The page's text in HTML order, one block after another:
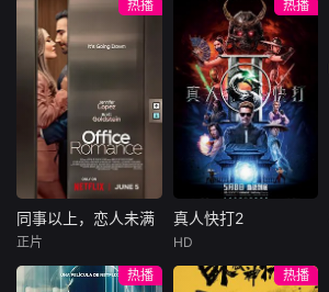
仿造名画、偷天换
日。几经波折，两
人联手在各方势力
的夹缝间巧妙周
旋，共历险阻，破
解重重困境。
“不务正业”迈出牧
场，追查牧羊人“躺
平
于适
大漠之上，镖人、
官府、西域五大家
族等多方势力盘根
错节、暗潮涌动。
“天字第二号逃犯”
刀马接下特殊押镖
任务，和同伴一起
从西域护镖远赴长
安。不料，他们的
护送对象竟是“天字
郎……天下熙熙皆
佐伊·索尔达娜
西格妮·韦弗
影片聚焦杰克·萨利
与奈蒂莉一家的命
运起伏，在前作的
情感余波之上，深
刻描绘一个家族在
战火中如何成长、
并共同守护血脉相
连的情感纽带的历
程，从而将故事推
维度。此外，潘多
热播
同事以上，恋人未满
布雷特·戈德斯坦
同事以上，恋人未满
正片
热播
真人快打2
阿德莱恩·鲁道夫
真人快打2
HD
热播
热播